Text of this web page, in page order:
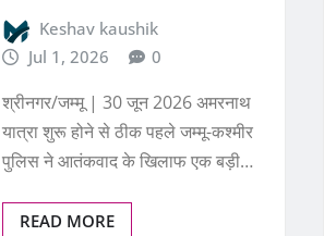
Keshav kaushik
Jul 1, 2026
0
श्रीनगर/जम्मू | 30 जून 2026 अमरनाथ
यात्रा शुरू होने से ठीक पहले जम्मू-कश्मीर
पुलिस ने आतंकवाद के खिलाफ एक बड़ी…
READ MORE